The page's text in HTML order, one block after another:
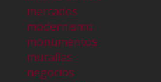
mercados
modernismo
monumentos
murallas
negocios